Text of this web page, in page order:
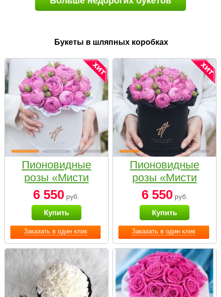
Букеты в шляпных коробках
Заказать в один клик
Пионовидные
розы «Мисти
бабблс» в белой
коробке Small
6 550 руб.
Купить
Заказать в один клик
Пионовидные
розы «Мисти
бабблс» в
черной коробке
Small
6 550руб.
Купить